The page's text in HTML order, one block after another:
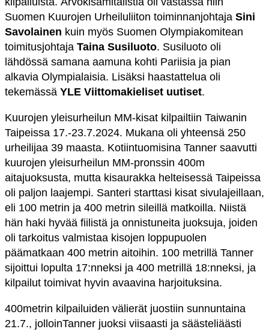
Suomen Kuurojen Urheiluliiton toiminnanjohtaja Sini
Savolainen kuin myös Suomen Olympiakomitean
toimitusjohtaja Taina Susiluoto. Susiluoto oli
lähdössä samana aamuna kohti Pariisia ja pian
alkavia Olympialaisia. Lisäksi haastattelua oli
tekemässä YLE Viittomakieliset uutiset.
Kuurojen yleisurheilun MM-kisat kilpailtiin Taiwanin
Taipeissa 17.-23.7.2024. Mukana oli yhteensä 250
urheilijaa 39 maasta. Kotiintuomisina Tanner saavutti
kuurojen yleisurheilun MM-pronssin 400m
aitajuoksusta, mutta kisaurakka helteisessä Taipeissa
oli paljon laajempi. Santeri starttasi kisat sivulajeillaan,
eli 100 metrin ja 400 metrin sileillä matkoilla. Niistä
hän haki hyvää fiilistä ja onnistuneita juoksuja, joiden
oli tarkoitus valmistaa kisojen loppupuolen
päämatkaan 400 metrin aitoihin. 100 metrillä Tanner
sijoittui lopulta 17:nneksi ja 400 metrillä 18:nneksi, ja
kilpailut toimivat hyvin avaavina harjoituksina.
400metrin kilpailuiden välierät juostiin sunnuntaina
21.7., jolloinTanner juoksi viisaasti ja säästeliäästi